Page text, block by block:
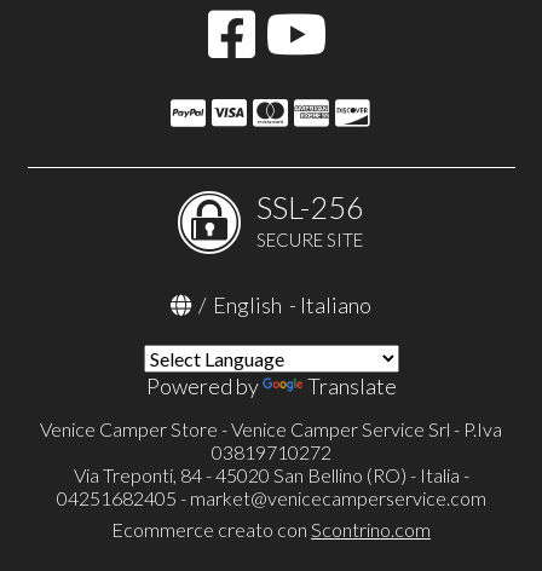
SSL-256
SECURE SITE
/ English - Italiano
Powered by Translate
Venice Camper Store - Venice Camper Service Srl - P.Iva
03819710272
Via Treponti, 84 - 45020 San Bellino (RO) - Italia -
04251682405 - market@venicecamperservice.com
Ecommerce creato con Scontrino.com